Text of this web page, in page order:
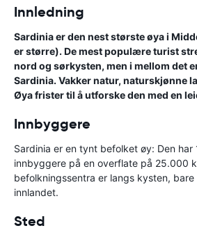
Innledning
Sardinia er den nest største øya i
er større). De mest populære turist
nord og sørkysten, men i mellom det
Sardinia. Vakker natur, naturskjønne
Øya frister til å utforske den med en
Innbyggere
Sardinia er en tynt befolket øy: Den har
innbyggere på en overflate på 25.000
befolkningssentra er langs kysten,
innlandet.
Sted